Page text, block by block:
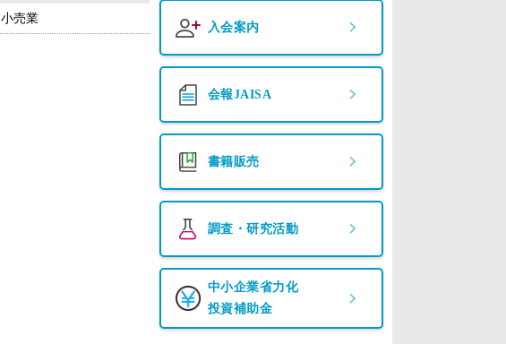
売業
入会案内
会報JAISA
書籍販売
調査・研究活動
中小企業省力化
投資補助金